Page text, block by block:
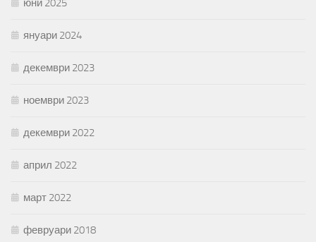
юни 2025
януари 2024
декември 2023
ноември 2023
декември 2022
април 2022
март 2022
февруари 2018